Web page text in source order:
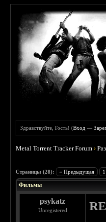
Здравствуйте, Гость! (Вход —
Metal Torrent Tracker Forum ›
Страницы (28): « Предыдущая 1
Фильмы
psykatz
Unregistered